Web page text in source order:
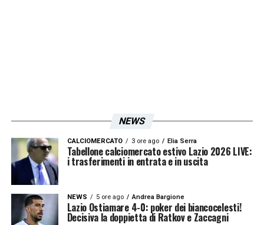
NEWS
CALCIOMERCATO 3 ore ago Elia Serra
Tabellone calciomercato estivo Lazio 2026 LIVE:
i trasferimenti in entrata e in uscita
NEWS 5 ore ago Andrea Bargione
Lazio Ostiamare 4-0: poker dei biancocelesti!
Decisiva la doppietta di Ratkov e Zaccagni